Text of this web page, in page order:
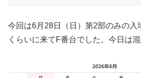
今回は6月28日（日）第2部のみの入
くらいに来てF番台でした。今日は混